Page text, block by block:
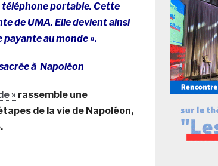
téléphone portable. Cette
de UMA. Elle devient ainsi
au monde ».
à Napoléon
» rassemble une
de la vie de Napoléon,